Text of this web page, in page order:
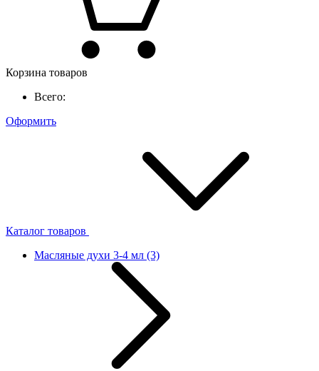
Корзина товаров
Всего:
Оформить
Каталог товаров
Масляные духи 3-4 мл (3)